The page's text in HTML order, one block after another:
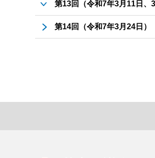
第13回（令和7年3月11日、
3月11日
3月13日
第14回（令和7年3月24日）